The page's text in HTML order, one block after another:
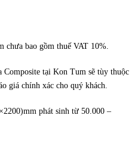
chưa bao gồm thuế VAT 10%.
Composite tại Kon Tum sẽ tùy thuộc
giá chính xác cho quý khách.
phát sinh từ 50.000 –